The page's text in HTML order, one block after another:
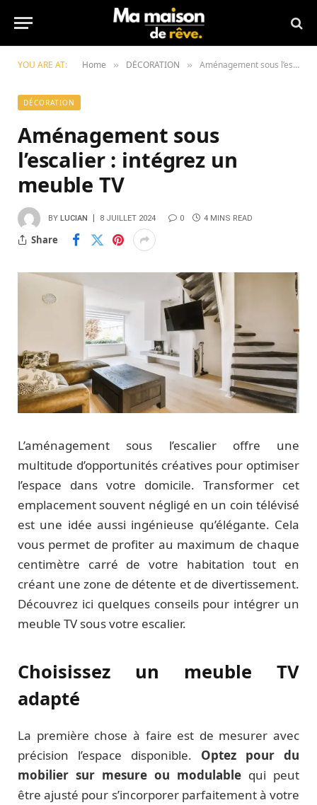
YOU ARE AT: Home » DÉCORATION » Aménagement sous l’escalier : intégrez un meuble TV
DÉCORATION
Aménagement sous
l’escalier : intégrez un
meuble TV
BY LUCIAN 8 JUILLET 2024 0 4 MINS READ
Share
L’aménagement sous l’escalier offre une
multitude d’opportunités créatives pour optimiser
l’espace dans votre domicile. Transformer cet
emplacement souvent négligé en un coin télévisé
est une idée aussi ingénieuse qu’élégante. Cela
vous permet de profiter au maximum de chaque
centimètre carré de votre habitation tout en
créant une zone de détente et de divertissement.
Découvrez ici quelques conseils pour intégrer un
meuble TV sous votre escalier.
Choisissez un meuble TV
adapté
La première chose à faire est de mesurer avec
précision l’espace disponible. Optez pour du
mobilier sur mesure ou modulable qui peut
être ajusté pour s’incorporer parfaitement à votre